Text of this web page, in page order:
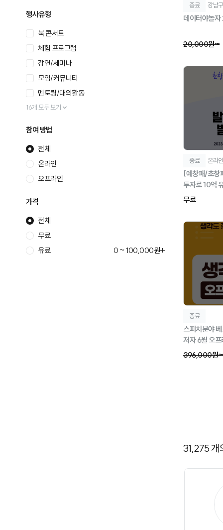
행사유형
북 콘서트
체험 프로그램
강연/세미나
모임/커뮤니티
멘토링/대외활동
16개 모두 보기
참여 방법
전체
온라인
오프라인
가격
전체
무료
유료
0 ~ 100,000원+
종료 강남구
데이터야놀
20,000원~
종료 온라인
[예창패/초창
투자로 10억
무료
종료
스피치분야
저자 6월 오
396,000원~
31,275개